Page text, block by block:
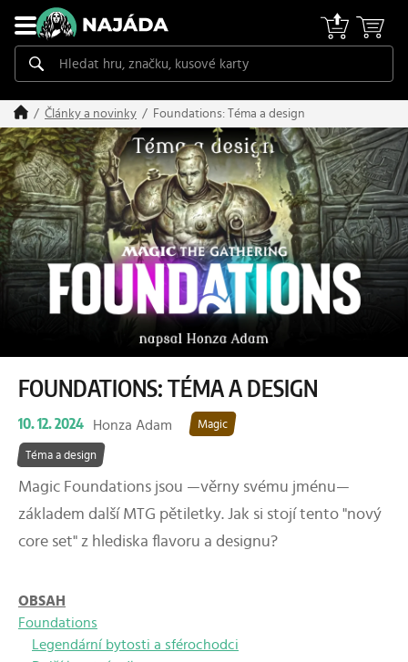
Články a novinky Foundations: Téma a design
FOUNDATIONS: TÉMA A DESIGN
10. 12. 2024 Honza Adam Magic
Téma a design
Magic Foundations jsou —věrny svému jménu—
základem další MTG pětiletky. Jak si stojí tento "nový
core set" z hlediska flavoru a designu?
OBSAH
Foundations
Legendární bytosti a sférochodci